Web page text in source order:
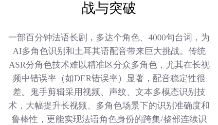
战与突破
一部百分钟法语长剧，多达个角色、4000句台词，为
AI多角色识别和土耳其语配音带来巨大挑战。传统
ASR分角色技术难以精准区分众多角色，尤其在长视
频中错误率（如DER错误率）显著，配音稳定性很
差。鬼手剪辑采用视频、声纹、文本多模态识别技
术，大幅提升长视频、多角色场景下的识别准确度和
鲁棒性，更能实现法语角色身份的跨集/整部连续识